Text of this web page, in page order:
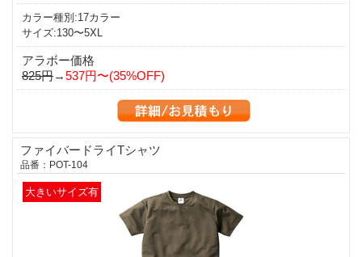
カラー種別:17カラー
サイズ:130〜5XL
アラボー価格
825円→537円〜(35%OFF)
ファイバードライTシャツ
品番：POT-104
大きいサイズ有